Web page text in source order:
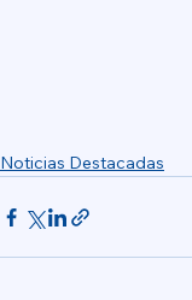
Noticias Destacadas